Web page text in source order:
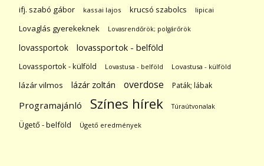
ifj. szabó gábor kassai lajos krucsó szabolcs lipicai
Lovaglás gyerekeknek Lovasrendőrök; polgárőrök
lovassportok lovassportok - belföld
Lovassportok - külföld Lovastusa - belföld Lovastusa - külföld
lázár vilmos lázár zoltán overdose Paták; lábak
Programajánló Színes hírek Túraútvonalak
Ügető - belföld Ügető eredmények